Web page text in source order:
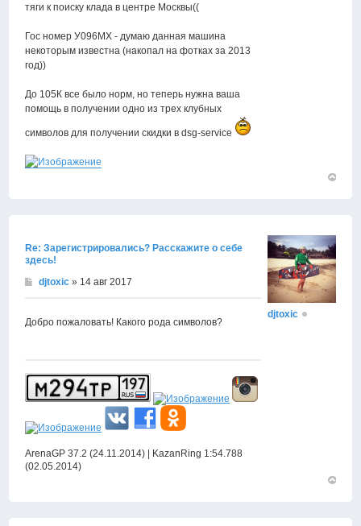
тяги к поиску клада в центре Москвы((
Гос номер У096МХ - думаю данная машина
некоторым известна (накопал на фотках за 2013
год))
До 105К все было норм, но теперь нужна ваша
помощь в получении одно из трех клубных
символов для получении скидки в dsg-service
Re: Зарегистрировались? Расскажите о себе
здесь!
djtoxic » 14 авг 2017
Добро пожаловать! Какого рода символов?
ArenaGP 37.2 (24.11.2014) | KazanRing 1:54.788
(02.05.2014)
djtoxic